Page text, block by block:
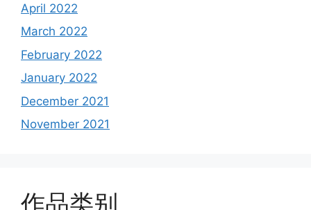
April 2022
March 2022
February 2022
January 2022
December 2021
November 2021
作品类别